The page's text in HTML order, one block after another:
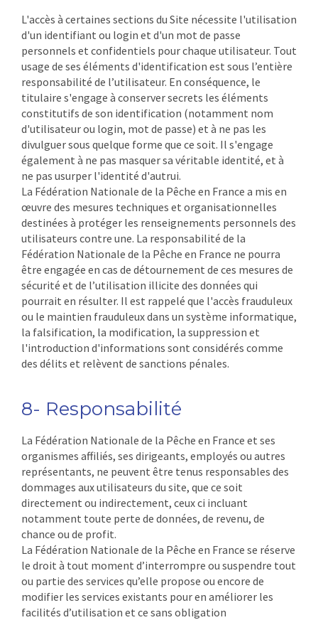
L'accès à certaines sections du Site nécessite l'utilisation
d'un identifiant ou login et d'un mot de passe
personnels et confidentiels pour chaque utilisateur. Tout
usage de ses éléments d'identification est sous l’entière
responsabilité de l’utilisateur. En conséquence, le
titulaire s'engage à conserver secrets les éléments
constitutifs de son identification (notamment nom
d'utilisateur ou login, mot de passe) et à ne pas les
divulguer sous quelque forme que ce soit. Il s'engage
également à ne pas masquer sa véritable identité, et à
ne pas usurper l'identité d'autrui.
La Fédération Nationale de la Pêche en France a mis en
œuvre des mesures techniques et organisationnelles
destinées à protéger les renseignements personnels des
utilisateurs contre une. La responsabilité de la
Fédération Nationale de la Pêche en France ne pourra
être engagée en cas de détournement de ces mesures de
sécurité et de l’utilisation illicite des données qui
pourrait en résulter. Il est rappelé que l'accès frauduleux
ou le maintien frauduleux dans un système informatique,
la falsification, la modification, la suppression et
l'introduction d'informations sont considérés comme
des délits et relèvent de sanctions pénales.
8- Responsabilité
La Fédération Nationale de la Pêche en France et ses
organismes affiliés, ses dirigeants, employés ou autres
représentants, ne peuvent être tenus responsables des
dommages aux utilisateurs du site, que ce soit
directement ou indirectement, ceux ci incluant
notamment toute perte de données, de revenu, de
chance ou de profit.
La Fédération Nationale de la Pêche en France se réserve
le droit à tout moment d’interrompre ou suspendre tout
ou partie des services qu’elle propose ou encore de
modifier les services existants pour en améliorer les
facilités d’utilisation et ce sans obligation